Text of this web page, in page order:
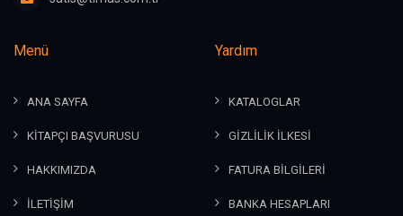
Menü
ANA SAYFA
KİTAPÇI BAŞVURUSU
HAKKIMIZDA
İLETİŞİM
Yardım
KATALOGLAR
GİZLİLİK İLKESİ
FATURA BİLGİLERİ
BANKA HESAPLARI